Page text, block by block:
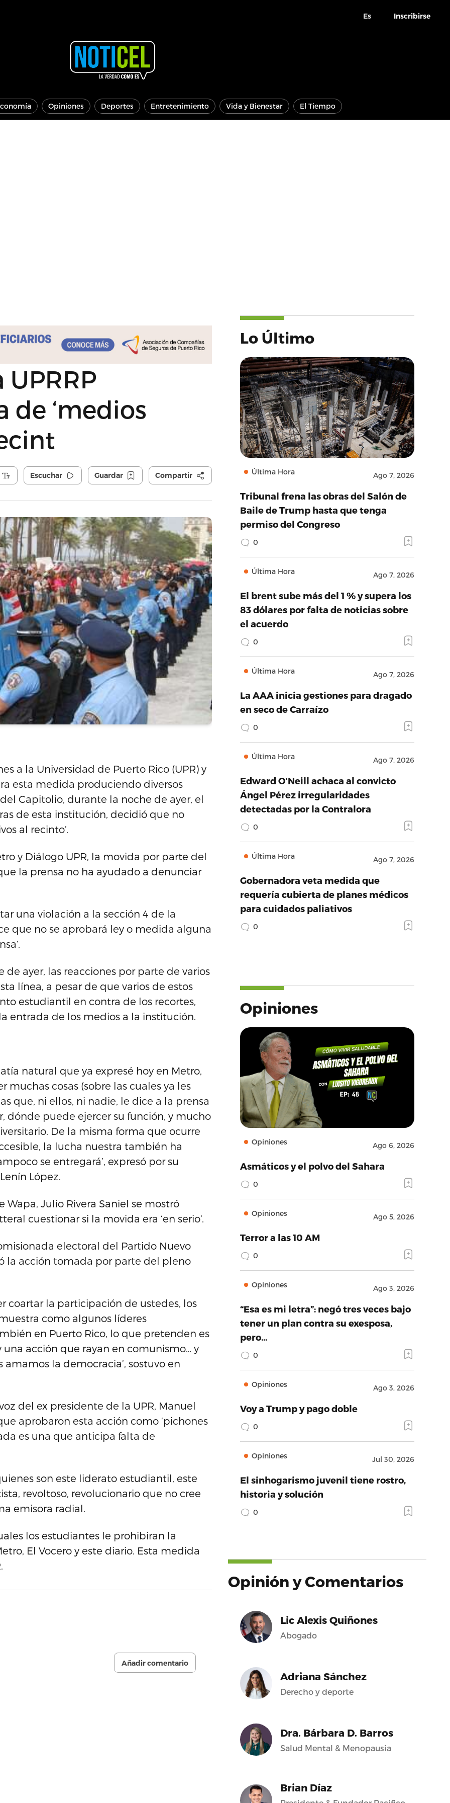
Es Inscribirse
Opiniones Deportes Entretenimiento Vida y Bienestar El Tiempo
‘medios
Escuchar Guardar Compartir
a la Universidad de Puerto Rico (UPR) y
esta medida produciendo diversos
Capitolio, durante la noche de ayer, el
de esta institución, decidió que no
al recinto’.
y Diálogo UPR, la movida por parte del
la prensa no ha ayudado a denunciar
una violación a la sección 4 de la
que no se aprobará ley o medida alguna
ayer, las reacciones por parte de varios
línea, a pesar de que varios de estos
estudiantil en contra de los recortes,
entrada de los medios a la institución.
natural que ya expresé hoy en Metro,
cosas (sobre las cuales ya les
que, ni ellos, ni nadie, le dice a la prensa
puede ejercer su función, y mucho
De la misma forma que ocurre
la lucha nuestra también ha
se entregará’, expresó por su
López.
Julio Rivera Saniel se mostró
cuestionar si la movida era ‘en serio’.
electoral del Partido Nuevo
la acción tomada por parte del pleno
coartar la participación de ustedes, los
como algunos líderes
en Puerto Rico, lo que pretenden es
acción que rayan en comunismo… y
la democracia’, sostuvo en
del ex presidente de la UPR, Manuel
aprobaron esta acción como ‘pichones
es una que anticipa falta de
son este liderato estudiantil, este
revoltoso, revolucionario que no cree
emisora radial.
los estudiantes le prohibiran la
El Vocero y este diario. Esta medida
Añadir comentario
Lo Último
Última Hora Ago 7, 2026
Tribunal frena las obras del Salón de
Baile de Trump hasta que tenga
permiso del Congreso
0
Última Hora Ago 7, 2026
El brent sube más del 1 % y supera los
83 dólares por falta de noticias sobre
el acuerdo
0
Última Hora Ago 7, 2026
La AAA inicia gestiones para dragado
en seco de Carraízo
0
Última Hora Ago 7, 2026
Edward O'Neill achaca al convicto
Ángel Pérez irregularidades
detectadas por la Contralora
0
Última Hora Ago 7, 2026
Gobernadora veta medida que
requería cubierta de planes médicos
para cuidados paliativos
0
Opiniones
Opiniones Ago 6, 2026
Asmáticos y el polvo del Sahara
0
Opiniones Ago 5, 2026
Terror a las 10 AM
0
Opiniones Ago 3, 2026
“Esa es mi letra”: negó tres veces bajo
tener un plan contra su exesposa,
pero…
0
Opiniones Ago 3, 2026
Voy a Trump y pago doble
0
Opiniones Jul 30, 2026
El sinhogarismo juvenil tiene rostro,
historia y solución
0
Opinión y Comentarios
Lic Alexis Quiñones
Abogado
Adriana Sánchez
Derecho y deporte
Dra. Bárbara D. Barros
Salud Mental & Menopausia
Brian Díaz